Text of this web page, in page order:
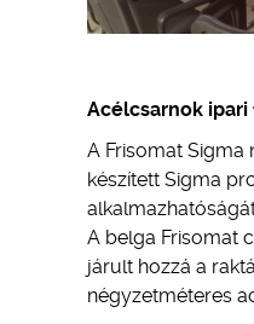
Acélcsarnok ipari
A Frisomat
készített Sigma
A belga Frisomat
járult hozzá a
négyzetméteres